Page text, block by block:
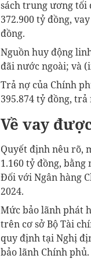
sách trung ương tối
372.900 tỷ đồng,
đồng.
Nguồn huy động
đãi nước ngoài; và
Trả nợ của Chính
395.874 tỷ đồng,
Về vay
Quyết định nêu rõ,
1.160 tỷ đồng,
Đối với Ngân hàng
2024.
Mức bảo lãnh phát
trên cơ sở Bộ Tài
quy định tại Nghị
bảo lãnh Chính phủ.